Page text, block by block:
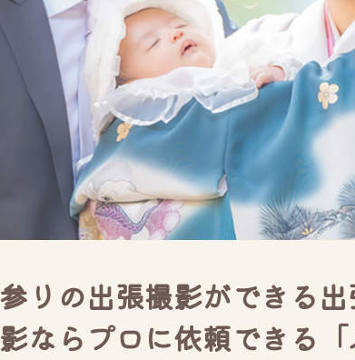
りの出張撮影ができる
ならプロに依頼できる「